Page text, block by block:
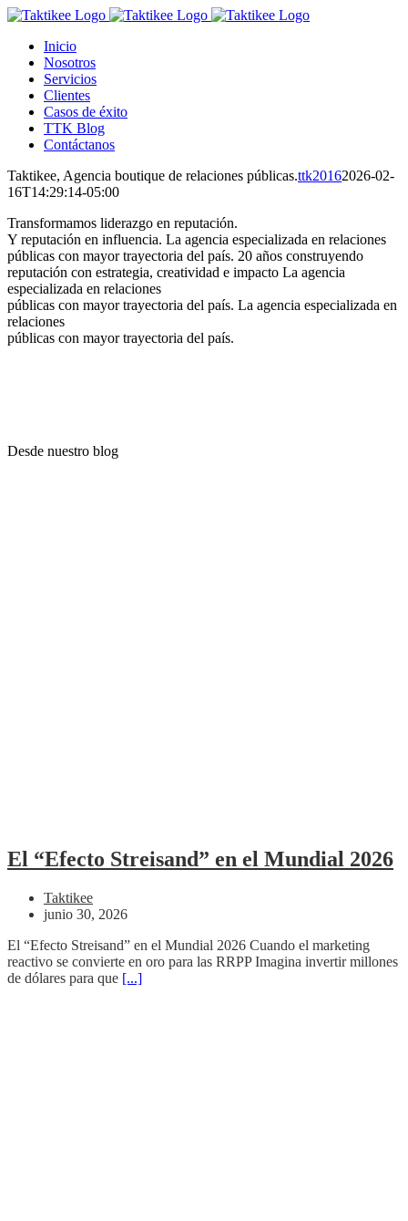
Saltar
contenido
Inicio
Nosotros
Servicios
Clientes
Casos de éxito
TTK Blog
Contáctanos
Taktikee, Agencia boutique de relaciones públicas.ttk20162026-02-
16T14:29:14-05:00
Transformamos liderazgo en reputación.
Y reputación en influencia. La agencia especializada en relaciones
públicas con mayor trayectoria del país. 20 años construyendo
reputación con estrategia, creatividad e impacto La agencia
especializada en relaciones
públicas con mayor trayectoria del país. La agencia especializada en
relaciones
públicas con mayor trayectoria del país.
Desde nuestro blog
El “Efecto Streisand” en el Mundial 2026
Taktikee
junio 30, 2026
El “Efecto Streisand” en el Mundial 2026 Cuando el marketing
reactivo se convierte en oro para las RRPP Imagina invertir millones
de dólares para que [...]